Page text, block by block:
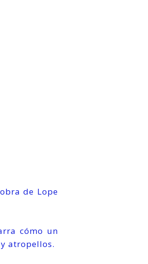
de Lope
cómo un
atropellos.